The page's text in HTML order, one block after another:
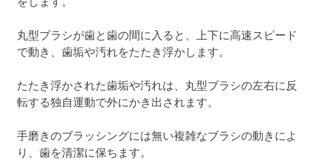
丸型ブラシが歯と歯の間に入ると、上下に高速スピード
で動き、歯垢や汚れをたたき浮かします。
たたき浮かされた歯垢や汚れは、丸型ブラシの左右に反
転する独自運動で外にかき出されます。
手磨きのブラッシングには無い複雑なブラシの動きによ
り、歯を清潔に保ちます。